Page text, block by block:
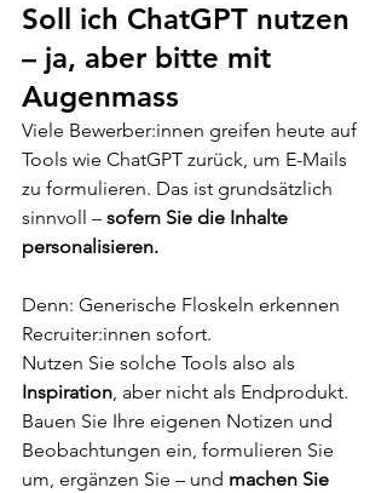
Soll ich ChatGPT nutzen
– ja, aber bitte mit
Augenmass
Viele Bewerber:innen greifen heute auf
Tools wie ChatGPT zurück, um E-Mails
zu formulieren. Das ist grundsätzlich
sinnvoll – sofern Sie die Inhalte
personalisieren.
Denn: Generische Floskeln erkennen
Recruiter:innen sofort.
Nutzen Sie solche Tools also als
Inspiration, aber nicht als Endprodukt.
Bauen Sie Ihre eigenen Notizen und
Beobachtungen ein, formulieren Sie
um, ergänzen Sie – und machen Sie